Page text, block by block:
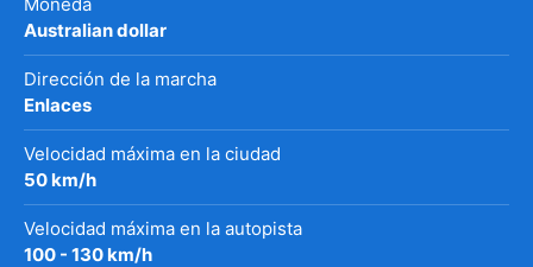
Australian dollar
Dirección de la marcha
Enlaces
Velocidad máxima en la ciudad
50 km/h
Velocidad máxima en la autopista
100 - 130 km/h